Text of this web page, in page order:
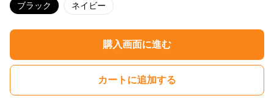
ブラック ネイビー
購入画面に進む
カートに追加する